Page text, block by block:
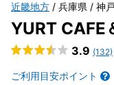
近畿地方 兵庫県 神
YURT CAFE
3.9 (132)
ご利用目安ポイント